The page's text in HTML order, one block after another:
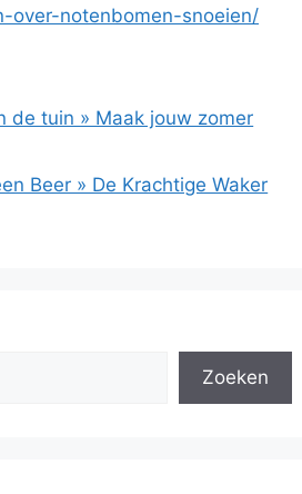
over-notenbomen-snoeien/
de tuin » Maak jouw zomer
Beer » De Krachtige Waker
Zoeken